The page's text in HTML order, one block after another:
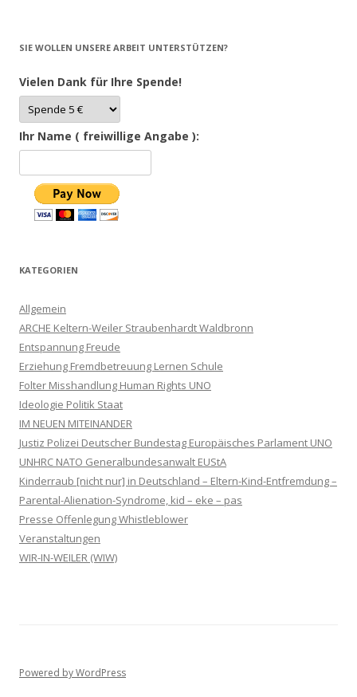
SIE WOLLEN UNSERE ARBEIT UNTERSTÜTZEN?
Vielen Dank für Ihre Spende!
Ihr Name ( freiwillige Angabe ):
KATEGORIEN
Allgemein
ARCHE Keltern-Weiler Straubenhardt Waldbronn
Entspannung Freude
Erziehung Fremdbetreuung Lernen Schule
Folter Misshandlung Human Rights UNO
Ideologie Politik Staat
IM NEUEN MITEINANDER
Justiz Polizei Deutscher Bundestag Europäisches Parlament UNO
UNHRC NATO Generalbundesanwalt EUStA
Kinderraub [nicht nur] in Deutschland – Eltern-Kind-Entfremdung –
Parental-Alienation-Syndrome, kid – eke – pas
Presse Offenlegung Whistleblower
Veranstaltungen
WIR-IN-WEILER (WIW)
Powered by WordPress